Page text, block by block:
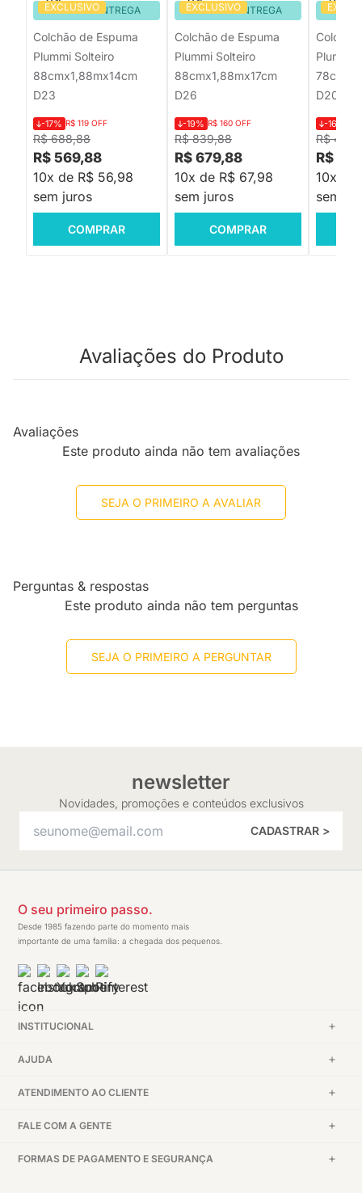
EXCLUSIVO
PRONTA ENTREGA
Colchão de Espuma
Plummi Solteiro
88cmx1,88mx14cm
D23
R$ 688,88
-17% R$ 119 OFF
R$ 569,88
10x de R$ 56,98
sem juros
COMPRAR
EXCLUSIVO
PRONTA ENTREGA
Colchão de Espuma
Plummi Solteiro
88cmx1,88mx17cm
D26
R$ 839,88
-19% R$ 160 OFF
R$ 679,88
10x de R$ 67,98
sem juros
COMPRAR
Plummi
D20
R$
-16%
R$
10x de
sem
Avaliações do Produto
Avaliações
Este produto ainda não tem avaliações
SEJA O PRIMEIRO A AVALIAR
Perguntas & respostas
Este produto ainda não tem perguntas
SEJA O PRIMEIRO A PERGUNTAR
newsletter
Novidades, promoções e conteúdos exclusivos
CADASTRAR >
O seu primeiro passo.
Desde 1985 fazendo parte do momento mais
importante de uma família: a chegada dos pequenos.
INSTITUCIONAL
AJUDA
ATENDIMENTO AO CLIENTE
FALE COM A GENTE
FORMAS DE PAGAMENTO E SEGURANÇA